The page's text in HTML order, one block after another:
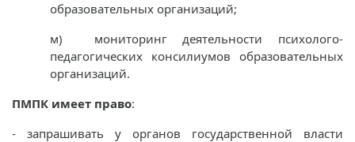
образовательных организаций;
м) мониторинг деятельности психолого-
педагогических консилиумов образовательных
организаций.
ПМПК имеет право:
- запрашивать у органов государственной власти